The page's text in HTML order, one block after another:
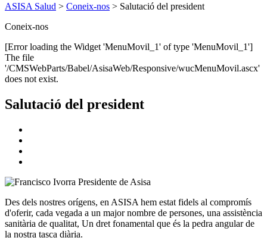
ASISA Salud > Coneix-nos > Salutació del president
Coneix-nos
[Error loading the Widget 'MenuMovil_1' of type 'MenuMovil_1']
The file
'/CMSWebParts/Babel/AsisaWeb/Responsive/wucMenuMovil.ascx'
does not exist.
Salutació del president
Des dels nostres orígens, en ASISA hem estat fidels al compromís
d'oferir, cada vegada a un major nombre de persones, una assistència
sanitària de qualitat, Un dret fonamental que és la pedra angular de
la nostra tasca diària.